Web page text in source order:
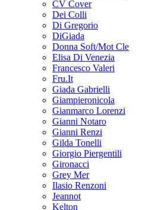
CV Cover
Dei Colli
Di Gregorio
DiGiada
Donna Soft/Mot Cle
Elisa Di Venezia
Francesco Valeri
Fru.It
Giada Gabrielli
Giampieronicola
Gianmarco Lorenzi
Gianni Notaro
Gianni Renzi
Gilda Tonelli
Giorgio Piergentili
Gironacci
Grey Mer
Ilasio Renzoni
Jeannot
Kelton